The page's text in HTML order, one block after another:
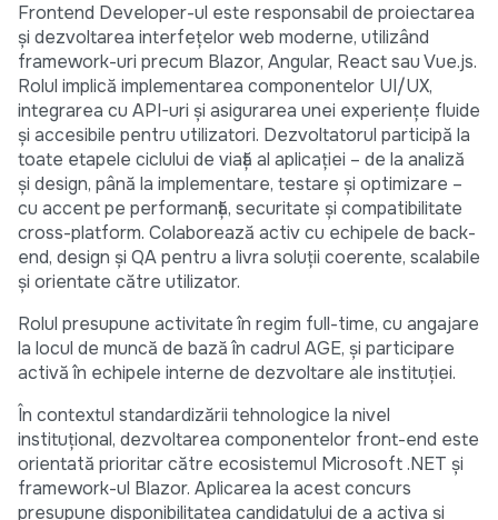
Frontend Developer-ul este responsabil de proiectarea
și dezvoltarea interfețelor web moderne, utilizând
framework-uri precum Blazor, Angular, React sau Vue.js.
Rolul implică implementarea componentelor UI/UX,
integrarea cu API-uri și asigurarea unei experiențe fluide
și accesibile pentru utilizatori. Dezvoltatorul participă la
toate etapele ciclului de viață al aplicației – de la analiză
și design, până la implementare, testare și optimizare –
cu accent pe performanță, securitate și compatibilitate
cross-platform. Colaborează activ cu echipele de back-
end, design și QA pentru a livra soluții coerente, scalabile
și orientate către utilizator.
Rolul presupune activitate în regim full-time, cu angajare
la locul de muncă de bază în cadrul AGE, și participare
activă în echipele interne de dezvoltare ale instituției.
În contextul standardizării tehnologice la nivel
instituțional, dezvoltarea componentelor front-end este
orientată prioritar către ecosistemul Microsoft .NET și
framework-ul Blazor. Aplicarea la acest concurs
presupune disponibilitatea candidatului de a activa și